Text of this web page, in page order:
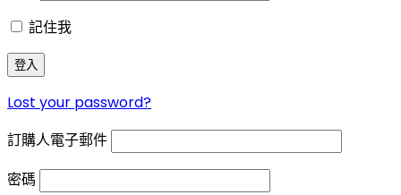
記住我
登入
Lost your password?
訂購人電子郵件
密碼